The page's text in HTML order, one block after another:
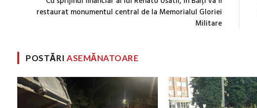
restaurat monumentul central de la Memorialul Gloriei
Militare
POSTĂRIASEMĂNATOARE